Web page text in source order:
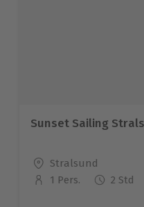
Sunset Sailing
Standort
Stralsund
Anzahl der Teilnehmer
1 Pers. 2 Std